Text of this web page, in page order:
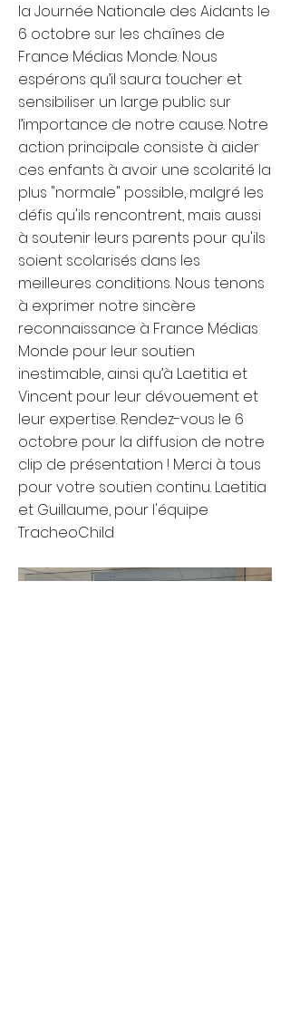
la Journée Nationale des Aidants le
6 octobre sur les chaînes de
France Médias Monde. Nous
espérons qu’il saura toucher et
sensibiliser un large public sur
l’importance de notre cause. Notre
action principale consiste à aider
ces enfants à avoir une scolarité la
plus "normale" possible, malgré les
défis qu'ils rencontrent, mais aussi
à soutenir leurs parents pour qu'ils
soient scolarisés dans les
meilleures conditions. Nous tenons
à exprimer notre sincère
reconnaissance à France Médias
Monde pour leur soutien
inestimable, ainsi qu’à Laetitia et
Vincent pour leur dévouement et
leur expertise. Rendez-vous le 6
octobre pour la diffusion de notre
clip de présentation ! Merci à tous
pour votre soutien continu. Laetitia
et Guillaume, pour l'équipe
TracheoChild